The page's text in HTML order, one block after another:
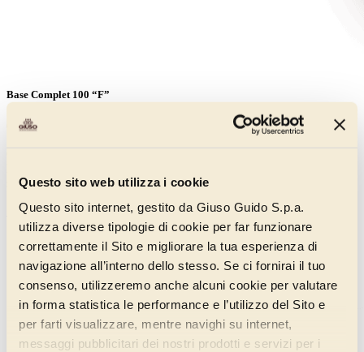
Questo sito web utilizza i cookie
Questo sito internet, gestito da Giuso Guido S.p.a.
utilizza diverse tipologie di cookie per far funzionare
correttamente il Sito e migliorare la tua esperienza di
navigazione all’interno dello stesso. Se ci fornirai il tuo
consenso, utilizzeremo anche alcuni cookie per valutare
in forma statistica le performance e l’utilizzo del Sito e
per farti visualizzare, mentre navighi su internet,
messaggi pubblicitari dei nostri prodotti e servizi per i
Base Complet 100 “F”
00035105A
struttura di elevata qualità. Gusto latte.
Scopri di più